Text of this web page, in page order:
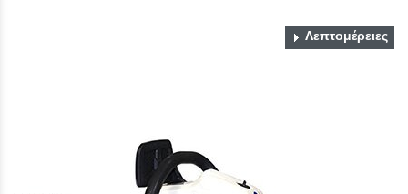
Λεπτομέρειες